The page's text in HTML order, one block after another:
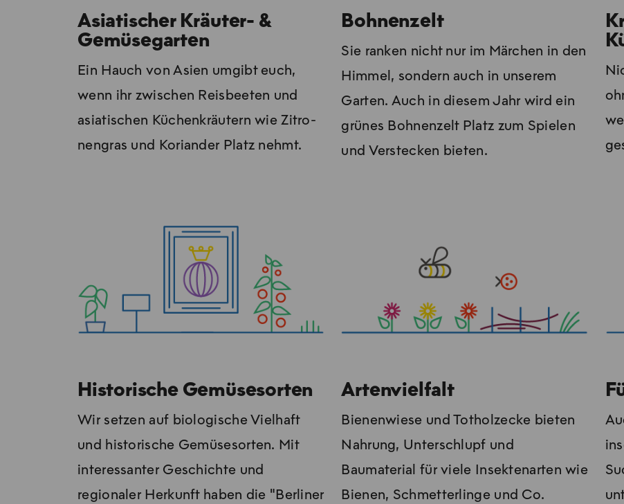
Asiatischer Kräuter- &
Gemüsegarten
Ein Hauch von Asi­en um­gibt euch,
wenn ihr zwi­schen Reis­bee­ten und
asia­ti­schen Kü­chen­kräu­tern wie Zi­tro­
nen­gras und Ko­ri­an­der Platz nehmt.
Bohnenzelt
Sie ranken nicht nur im Märchen in den
Himmel, sondern auch in unserem
Garten. Auch in diesem Jahr wird ein
grünes Bohnenzelt Platz zum Spielen
und Verstecken bieten.
Historische Gemüsesorten
Wir setzen auf biologische Vielhaft
und historische Gemüsesorten. Mit
interessanter Geschichte und
regionaler Herkunft haben die "Berliner
Artenvielfalt
Bienenwiese und Totholzecke bieten
Nahrung, Unterschlupf und
Baumaterial für viele Insektenarten wie
Bienen, Schmetterlinge und Co.